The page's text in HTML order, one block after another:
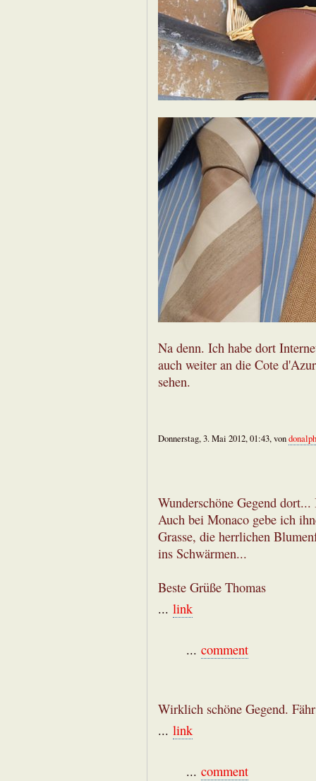
Na denn. Ich habe dort
auch weiter an die Cote
sehen.
Donnerstag, 3. Mai 2012, 01:43, von
Wunderschöne Gegend
Auch bei Monaco gebe ich
Grasse, die herrlichen
ins Schwärmen...
Beste Grüße Thomas
... link
... comment
Wirklich schöne Gegend.
... link
... comment